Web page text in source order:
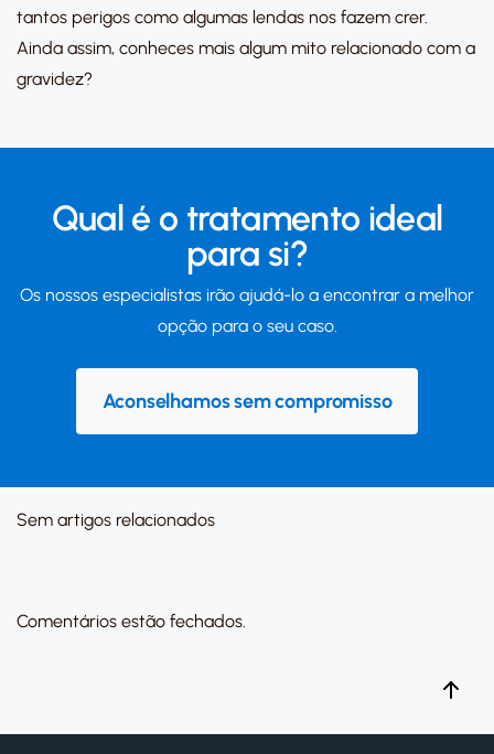
tantos perigos como algumas lendas nos fazem crer.
Ainda assim, conheces mais algum mito relacionado com a
gravidez?
Qual é o tratamento ideal
para si?
Os nossos especialistas irão ajudá-lo a encontrar a melhor
opção para o seu caso.
Aconselhamos sem compromisso
Sem artigos relacionados
Comentários estão fechados.